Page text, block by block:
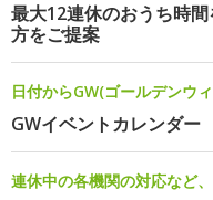
最大12連休のおうち時
方をご提案
日付からGW(ゴールデンウ
GWイベントカレンダー
連休中の各機関の対応など